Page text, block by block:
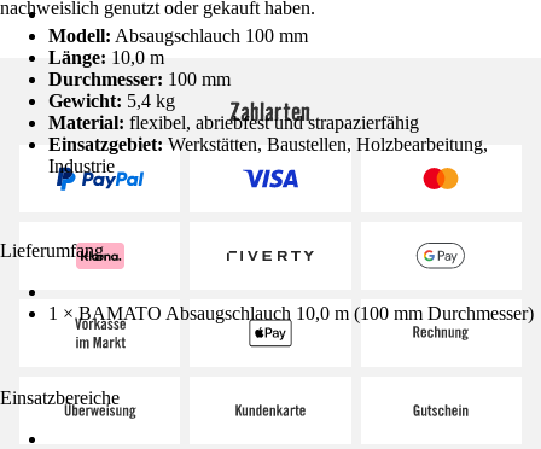
Modell: Absaugschlauch 100 mm
Länge: 10,0 m
Durchmesser: 100 mm
Gewicht: 5,4 kg
Material: flexibel, abriebfest und strapazierfähig
Einsatzgebiet: Werkstätten, Baustellen, Holzbearbeitung,
Industrie
Lieferumfang
1 × BAMATO Absaugschlauch 10,0 m (100 mm Durchmesser)
Einsatzbereiche
nachweislich genutzt oder gekauft haben.
Zahlarten